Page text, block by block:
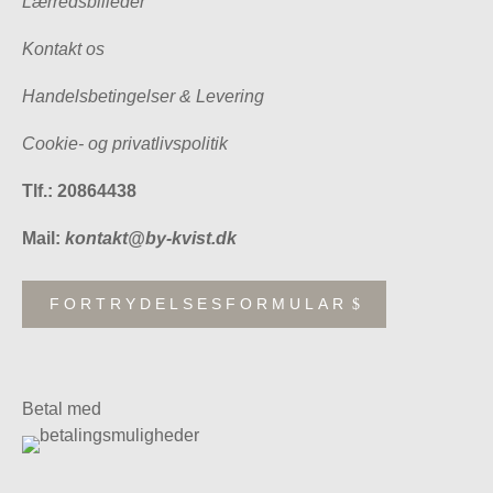
Kontakt os
Handelsbetingelser & Levering
Cookie- og privatlivspolitik
Tlf.: 20864438
Mail: kontakt@by-kvist.dk
FORTRYDELSESFORMULAR
Betal med